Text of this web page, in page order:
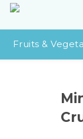
Fruits &